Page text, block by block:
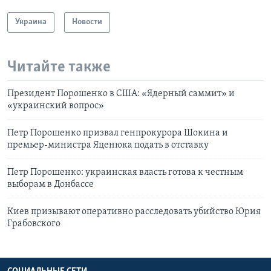
Украина Новости
Читайте также
Президент Порошенко в США: «Ядерный саммит» и
«украинский вопрос»
Петр Порошенко призвал генпрокурора Шокина и
премьер-министра Яценюка подать в отставку
Петр Порошенко: украинская власть готова к честным
выборам в Донбассе
Киев призывают оперативно расследовать убийство Юрия
Грабовского